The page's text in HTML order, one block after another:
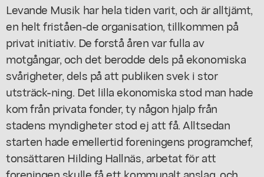
Levande Musik har hela tiden varit, och är alltjämt,
en helt friståen-de organisation, tillkommen på
privat initiativ. De forstå åren var fulla av
motgångar, och det berodde dels på ekonomiska
svårigheter, dels på att publiken svek i stor
utsträck-ning. Det lilla ekonomiska stod man hade
kom från privata fonder, ty någon hjalp från
stadens myndigheter stod ej att få. Alltsedan
starten hade emellertid foreningens programchef,
tonsättaren Hilding Hallnäs, arbetat för att
foreningen skulle få ett kommunalt anslag, och